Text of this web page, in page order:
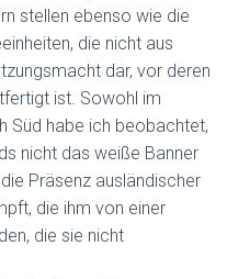
stellen ebenso wie die
die nicht aus
dar, vor deren
ist. Sowohl im
Süd habe ich beobachtet,
nicht das weiße Banner
Präsenz ausländischer
die ihm von einer
die sie nicht